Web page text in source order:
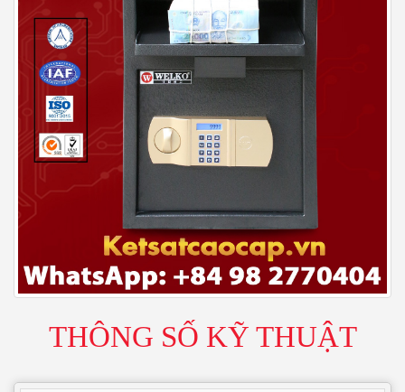
THÔNG SỐ KỸ THUẬT